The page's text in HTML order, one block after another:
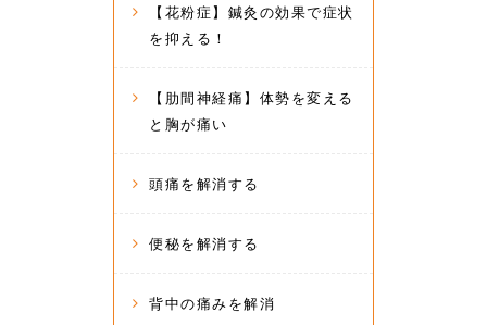
【花粉症】鍼灸の効果で症状
を抑える！
【肋間神経痛】体勢を変える
と胸が痛い
頭痛を解消する
便秘を解消する
背中の痛みを解消